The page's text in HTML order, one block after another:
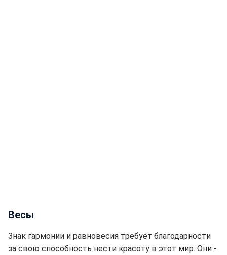
Весы
Знак гармонии и равновесия требует благодарности
за свою способность нести красоту в этот мир. Они -